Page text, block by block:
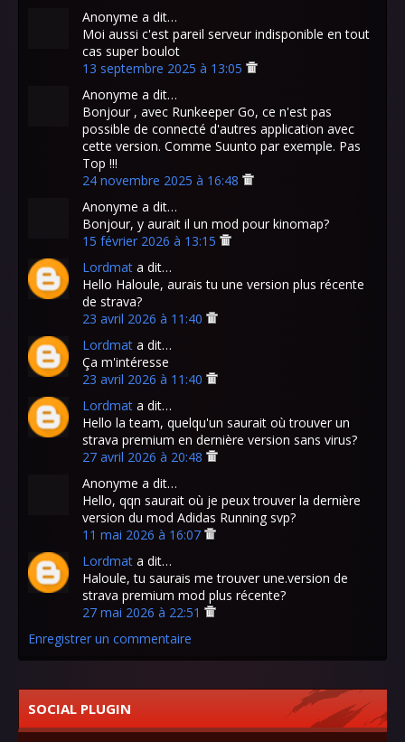
Anonyme a dit…
Moi aussi c'est pareil serveur indisponible en tout
cas super boulot
13 septembre 2025 à 13:05
Anonyme a dit…
Bonjour , avec Runkeeper Go, ce n'est pas
possible de connecté d'autres application avec
cette version. Comme Suunto par exemple. Pas
Top !!!
24 novembre 2025 à 16:48
Anonyme a dit…
Bonjour, y aurait il un mod pour kinomap?
15 février 2026 à 13:15
Lordmat a dit…
Hello Haloule, aurais tu une version plus récente
de strava?
23 avril 2026 à 11:40
Lordmat a dit…
Ça m'intéresse
23 avril 2026 à 11:40
Lordmat a dit…
Hello la team, quelqu'un saurait où trouver un
strava premium en dernière version sans virus?
27 avril 2026 à 20:48
Anonyme a dit…
Hello, qqn saurait où je peux trouver la dernière
version du mod Adidas Running svp?
11 mai 2026 à 16:07
Lordmat a dit…
Haloule, tu saurais me trouver une.version de
strava premium mod plus récente?
27 mai 2026 à 22:51
Enregistrer un commentaire
SOCIAL PLUGIN